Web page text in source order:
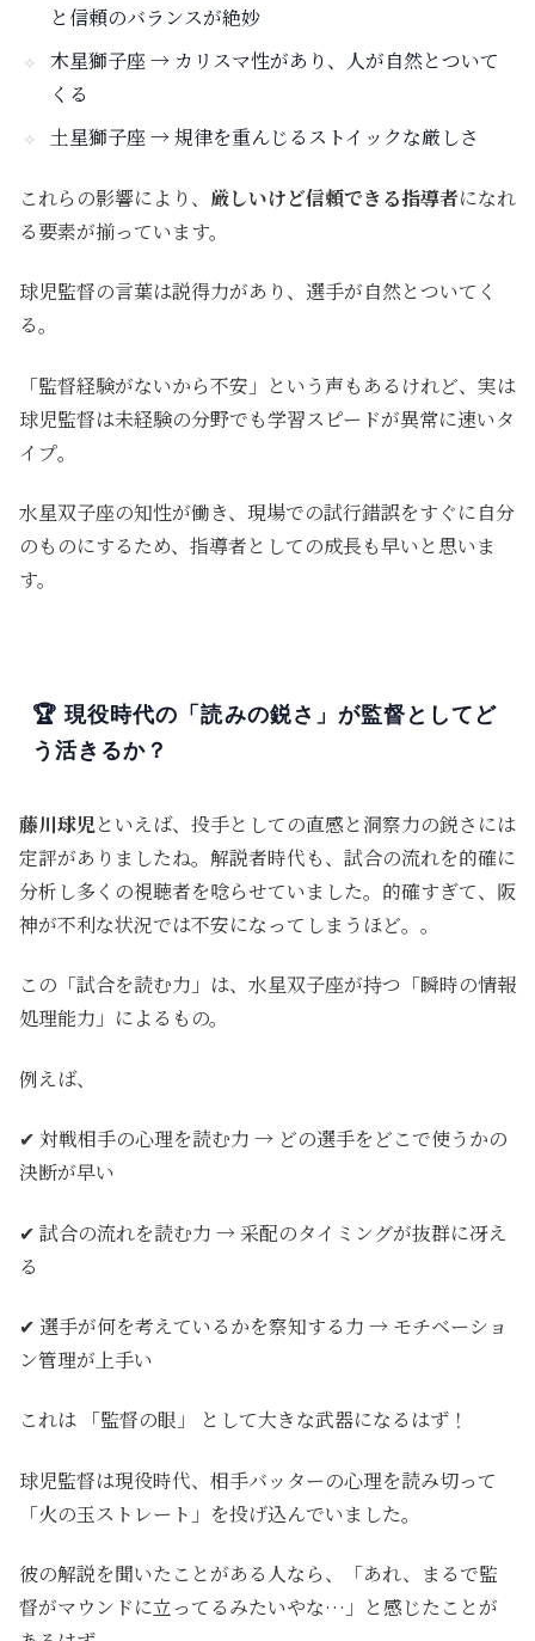
と信頼のバランスが絶妙
木星獅子座→ カリスマ性があり、人が自然とついて
くる
土星獅子座→規律を重んじるストイックな厳しさ
これらの影響により、 厳しいけど信頼できる指導者になれ
る要素が揃っています。
球児監督の言葉は説得力があり、選手が自然とついてく
る。
「監督経験がないから不安」という声もあるけれど、実は
球児監督は未経験の分野でも学習スピードが異常に速いタ
イプ。
水星双子座の知性が働き、現場での試行錯誤をすぐに自分
のものにするため、指導者としての成長も早いと思いま
す。
🏆 現役時代の「読みの鋭さ」が監督としてど
う活きるか？
藤川球児といえば、投手としての直感と洞察力の鋭さには
定評がありましたね。解説者時代も、試合の流れを的確に
分析し多くの視聴者を唸らせていました。的確すぎて、阪
神が不利な状況では不安になってしまうほど。。
この「試合を読む力」は、水星双子座が持つ「瞬時の情報
処理能力」によるもの。
例えば、
✔ 対戦相手の心理を読む力 → どの選手をどこで使うかの
決断が早い
✔ 試合の流れを読む力 → 采配のタイミングが抜群に冴え
る
✔ 選手が何を考えているかを察知する力 → モチベーショ
ン管理が上手い
これは 「監督の眼」 として大きな武器になるはず！
球児監督は現役時代、相手バッターの心理を読み切って
「火の玉ストレート」を投げ込んでいました。
彼の解説を聞いたことがある人なら、「あれ、まるで監
督がマウンドに立ってるみたいやな…」と感じたことが